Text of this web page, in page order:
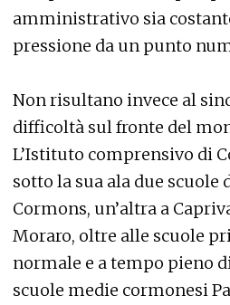
amministrativo sia
pressione da un punto
Non risultano invece al
difficoltà sul fronte del
L’Istituto comprensivo di
sotto la sua ala due scuole
Cormons, un’altra a
Moraro, oltre alle scuole
normale e a tempo pieno
scuole medie cormonesi